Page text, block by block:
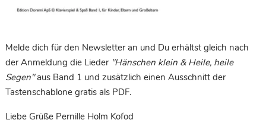
Melde dich für den Newsletter an und Du erhältst gleich nach
der Anmeldung die Lieder "Hänschen klein & Heile, heile
Segen"aus Band 1 und zusätzlich einen Ausschnitt der
Tastenschablone gratis als PDF.
Liebe Grüße Pernille Holm Kofod